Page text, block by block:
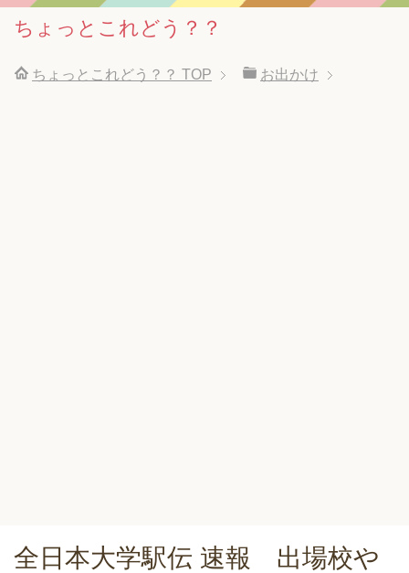
ちょっとこれどう？？
ちょっとこれどう？？ TOP お出かけ
全日本大学駅伝 速報 出場校や